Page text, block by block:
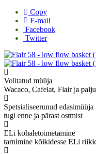
Copy
E-mail
Facebook
Twitter
Volitatud müüja
Wacaco, Cafelat, Flair ja
Spetsialiseerunud edasimüüja
tugi enne ja pärast ostmist
ELi kohaletoimetamine
tarnimine kõikidesse ELi